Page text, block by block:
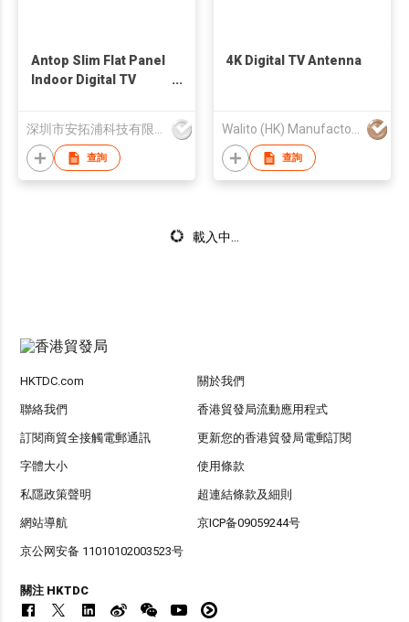
Antop Slim Flat Panel
Indoor Digital TV
深圳市安拓浦科技有限公司
查詢
4K Digital TV Antenna
Walito (HK) Manufactory Co., Limited
查詢
載入中...
HKTDC.com 關於我們
聯絡我們 香港貿發局流動應用程式
訂閱商貿全接觸電郵通訊 更新您的香港貿發局電郵訂閱
字體大小 使用條款
私隱政策聲明 超連結條款及細則
網站導航 京ICP备09059244号
京公网安备 11010102003523号
關注 HKTDC